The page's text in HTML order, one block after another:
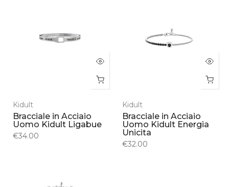
Kidult
Bracciale in Acciaio
Uomo Kidult Ligabue
€34.00
Kidult
Bracciale in Acciaio
Uomo Kidult Energia
Unicita
€32.00